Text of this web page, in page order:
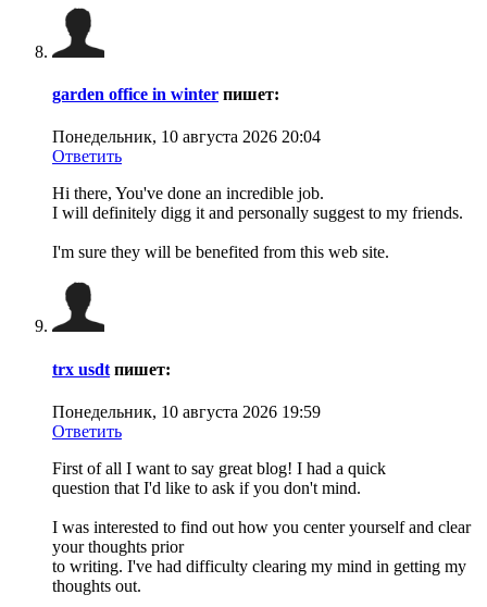
garden office in winter пишет:
Понедельник, 10 августа 2026 20:04
Ответить
Hi there, You've done an incredible job.
I will definitely digg it and personally suggest to my friends.
I'm sure they will be benefited from this web site.
trx usdt пишет:
Понедельник, 10 августа 2026 19:59
Ответить
First of all I want to say great blog! I had a quick
question that I'd like to ask if you don't mind.
I was interested to find out how you center yourself and clear
your thoughts prior
to writing. I've had difficulty clearing my mind in getting my
thoughts out.